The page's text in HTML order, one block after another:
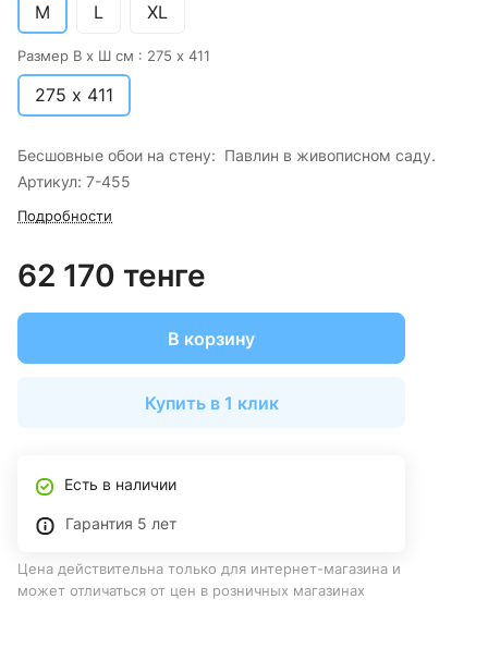
M L XL
Размер В х Ш см : 275 х 411
275 х 411
Бесшовные обои на стену: Павлин в живописном саду.
Артикул: 7-455
Подробности
62 170 тенге
В корзину
Купить в 1 клик
Есть в наличии
Гарантия 5 лет
Цена действительна только для интернет-магазина и
может отличаться от цен в розничных магазинах